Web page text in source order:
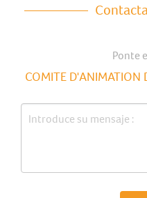
Ponte
COMITE D'ANIMATION